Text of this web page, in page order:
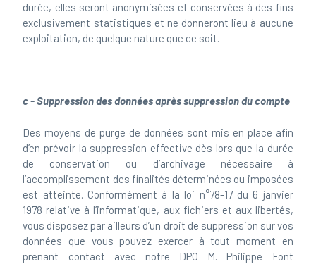
durée, elles seront anonymisées et conservées à des fins
exclusivement statistiques et ne donneront lieu à aucune
exploitation, de quelque nature que ce soit.
c - Suppression des données après suppression du compte
Des moyens de purge de données sont mis en place afin
d’en prévoir la suppression effective dès lors que la durée
de conservation ou d’archivage nécessaire à
l’accomplissement des finalités déterminées ou imposées
est atteinte. Conformément à la loi n°78-17 du 6 janvier
1978 relative à l’informatique, aux fichiers et aux libertés,
vous disposez par ailleurs d’un droit de suppression sur vos
données que vous pouvez exercer à tout moment en
prenant contact avec notre DPO M. Philippe Font